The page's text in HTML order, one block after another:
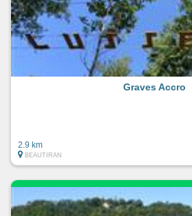
Graves Accro
2.9 km
BEAUTIRAN